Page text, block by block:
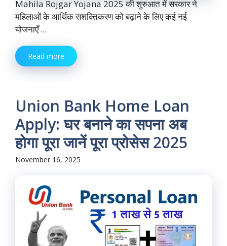
Mahila Rojgar Yojana 2025 की शुरुआत में सरकार ने
महिलाओं के आर्थिक सशक्तिकरण को बढ़ाने के लिए कई नई
योजनाएँ ...
Read more
Union Bank Home Loan
Apply: घर बनाने का सपना अब
होगा पूरा जानें पूरा प्रोसेस 2025
November 16, 2025